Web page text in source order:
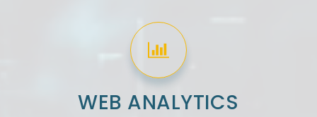
WEB ANALYTICS